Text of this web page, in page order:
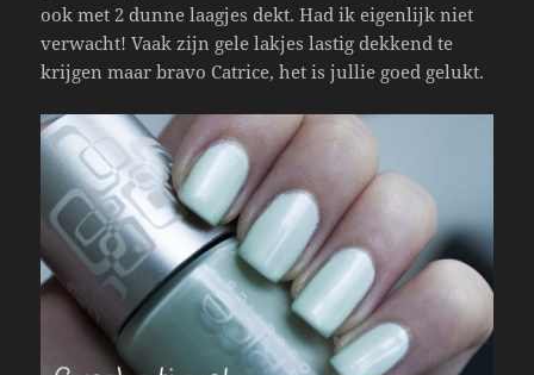
ook met 2 dunne laagjes dekt. Had ik eigenlijk niet
verwacht! Vaak zijn gele lakjes lastig dekkend te
krijgen maar bravo Catrice, het is jullie goed gelukt.